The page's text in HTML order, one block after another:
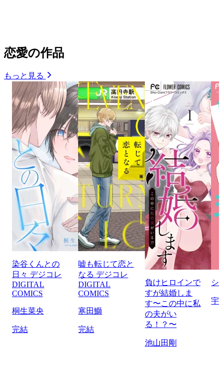
恋愛の作品
もっと見る
染谷くんとの
日々 デジコレ
DIGITAL
COMICS
桐生菜央
完結
嘘も転じて恋と
なる デジコレ
DIGITAL
COMICS
寒田鰤
完結
負けヒロインで
すが結婚しま
す〜この中に私
の夫がい
る！？〜
池山田剛
シ
宇